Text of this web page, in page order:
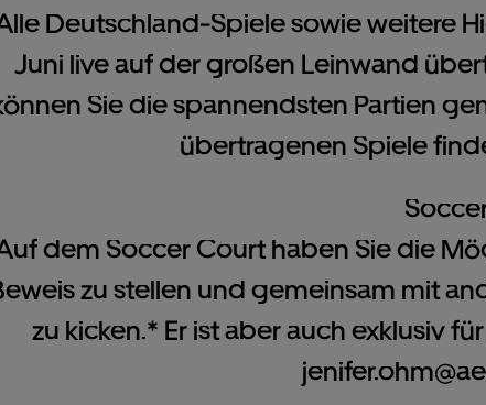
Deutschland-Spiele sowie weitere
Juni live auf der großen Leinwand
Sie die spannendsten Partien
übertragenen Spiele
dem Soccer Court haben Sie die
zu stellen und gemeinsam mit
zu kicken.* Er ist aber auch exklusiv